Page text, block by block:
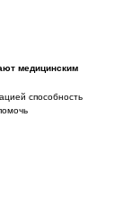
медицинским
способность